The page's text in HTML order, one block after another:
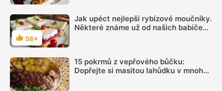
Hodnocení
58×
Jak upéct nejlepší rybízové moučníky.
Některé známe už od našich babiček,
15 pokrmů z vepřového bůčku:
Dopřejte si masitou lahůdku v mnoha